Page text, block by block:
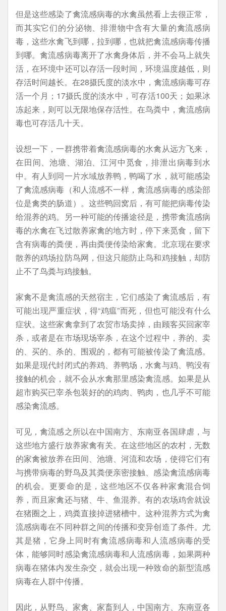
但是这些感染了禽流感病毒的水禽虽然看上去很正常，
而其实它们的分泌物、排泄物中含有大量的禽流感病
毒，这些水禽飞到哪，拉到哪，也就把禽流感病毒传播
到哪。禽流感病毒离开了水禽身体后，并不会马上就失
活，在环境中还可以存活一段时间，环境温度越低，则
存活时间越长。在28摄氏度的淡水中，禽流感病毒可存
活一个月；17摄氏度的淡水中，可存活100天；如果冰
冻起来，则可以无限地保存活性。在鸟粪中，禽流感病
毒也可存活几十天。
设想一下，一群携带着禽流感病毒的水禽从远方飞来，
在田间、池塘、湖泊、江河中觅食，排泄出病毒到水
中。有人到同一片水域放养鸭，鸭喝了水，就可能感染
了禽流感病毒（和人流感不一样，禽流感病毒的感染部
位是禽类的肠道）。这些鸭回窝后，有可能把病毒传染
给混养的鸡。另一种可能的传播途径是，携带禽流感病
毒的水禽在飞过散养家禽的地方时，停下来觅食，留下
含有病毒的粪便，再由粪便传染给家禽。北京现在要求
散养的鸡场拉防鸟网，但这只能防止鸟和鸡接触，却防
止不了鸟粪与鸡接触。
家禽不是禽流感的天然宿主，它们感染了禽流感后，有
可能出现严重症状，得“鸡瘟”而死，但也可能没有什么
症状。这些家禽拿到了农贸市场卖掉，由顾客买回家宰
杀，或者是在市场现场宰杀，在这个过程中，养的、卖
的、买的、杀的、围观的，都有可能被传染了禽流感。
如果是现代封闭式的养鸡、养鸭场，水禽与鸡、鸭没有
接触的机会，就不会从水禽那里感染禽流感。如果是从
超市购买已宰杀包装好的的鸡肉、鸭肉，也几乎不可能
感染禽流感。
可见，禽流感之所以在中国南方、东南亚各国肆虐，与
这些地方盛行放养家禽有关。在这些地区的农村，无数
的家禽被放养在田间、池塘、河流和农场，使得它们有
与携带病毒的野鸟及其粪便亲密接触、感染禽流感病毒
的机会。更要命的是，这些地区不仅各种家禽混合饲
养，而且家禽还与猪、牛、鱼混养。有的农场鸡舍就设
在猪圈之上，鸡粪直接掉进猪槽中。这种混养方式为禽
流感病毒在不同种群之间的传播和变异创造了条件。尤
其是猪，它身上同时有禽流感病毒和人流感病毒的受
体，能够同时感染禽流感病毒和人流感病毒，如果两种
病毒在猪体内发生杂交，就会出现一种致命的新型流感
病毒在人群中传播。
因此，从野鸟、家禽、家畜到人，中国南方、东南亚各